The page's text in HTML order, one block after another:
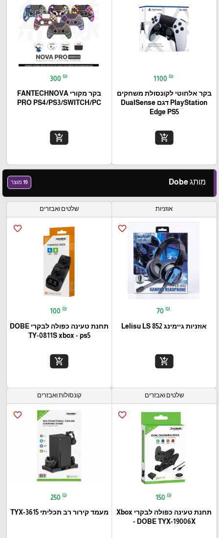
1100 ₪
בקר אלחוטי לקונסולת משחקים
PlayStation דגם DualSense
Edge PS5
add_shopping_cart
300 ₪
בקר מקורי FANTECHNOVA
PRO PS4/PS3/SWITCH/PC
add_shopping_cart
מותג Dobe 19 מוצר
אוזניות
favorite_border
70 ₪
אוזניות גיימינג Lelisu LS 852
add_shopping_cart
שלטים ואבזרים
favorite_border
100 ₪
תחנת טעינה כפולה לבקרי DOBE
TY-0811S xbox - ps5
add_shopping_cart
שלטים ואבזרים
favorite_border
150 ₪
תחנת טעינה כפולה לבקרי Xbox
- DOBE TYX-19006X
קונסולות ואבזרים
favorite_border
250 ₪
מעמד קירור רב תכליתי TYX-3615